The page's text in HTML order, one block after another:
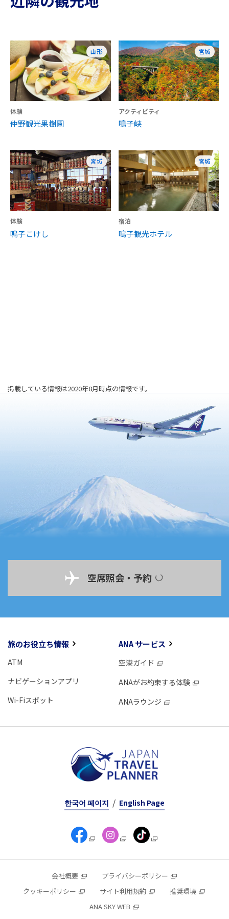
山形
体験
仲野観光果樹園
宮城
アクティビティ
鳴子峡
宮城
体験
鳴子こけし
宮城
宿泊
鳴子観光ホテル
掲載している情報は2020年8月時点の情報です。
空席照会・予約
旅のお役立ち情報
ATM
ナビゲーションアプリ
Wi-Fiスポット
ANA サービス
空港ガイド
ANAがお約束する体験
ANAラウンジ
한국어 페이지 English Page
会社概要
プライバシーポリシー
クッキーポリシー
サイト利用規約
推奨環境
ANA SKY WEB